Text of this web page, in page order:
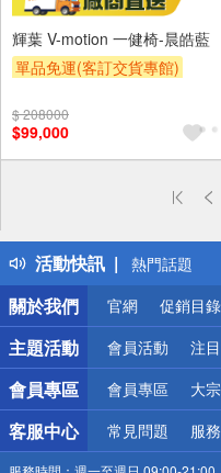
輝葉 V-motion 一健椅-晨皓藍
單品免運(客訂交貨專館)
$ 208000
$99,000
活動快訊
偏遠地區配送
得獎公告
熱門話題
銀行優惠
偏遠地區配送
詐騙網頁！
關於我們
官網 促銷目錄
主題活動 會員活動 注
會員專區 會員專區 大
客服中心 常見問題 服